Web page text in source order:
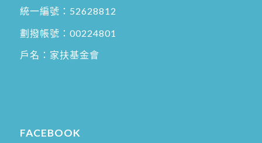
統一編號：52628812
劃撥帳號：00224801
戶名：家扶基金會
FACEBOOK